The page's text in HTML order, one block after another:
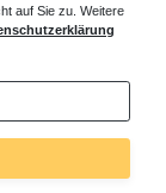
auf Sie zu. Weitere